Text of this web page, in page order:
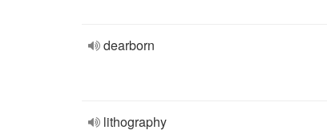
dearborn
lithography